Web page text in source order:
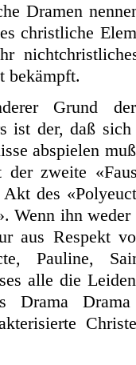
Dramen
christliche
bekämpft.
Grund
ist der, daß
abspielen
der zweite
Akt des
Wenn ihn
aus Respekt
Pauline,
alle die
Drama